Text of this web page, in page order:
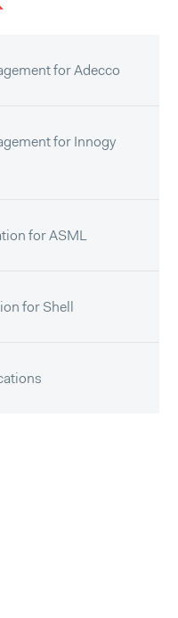
for Adecco
for Innogy
for ASML
for Shell